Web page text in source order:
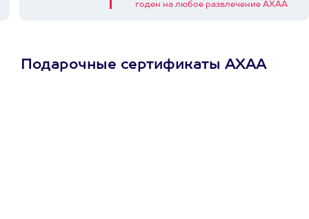
годен на любое развлечение АХАА
Подарочные сертификаты АХАА